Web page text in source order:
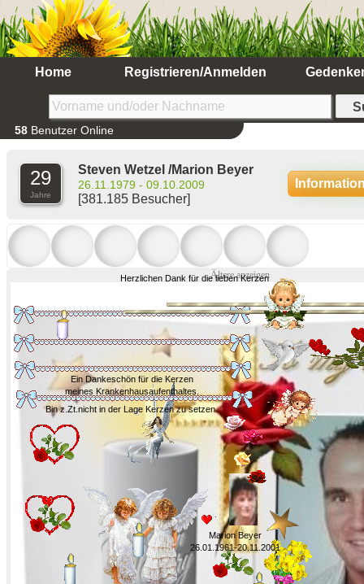
Home Registrieren/Anmelden
58 Benutzer Online
29
Jahre
Steven Wetzel /Marion Beyer
26.11.1979 - 09.10.2009
[381.185 Besucher]
Ältere anzeigen
Marion Beyer
26.01.1961-20.11.2001
Herzlichen Dank für die lieben Kerzen
Ein Dankeschön für die Kerzen
meines Krankenhausaufenthaltes.
Bin z.Zt.nicht in der Lage Kerzen zu setzen.